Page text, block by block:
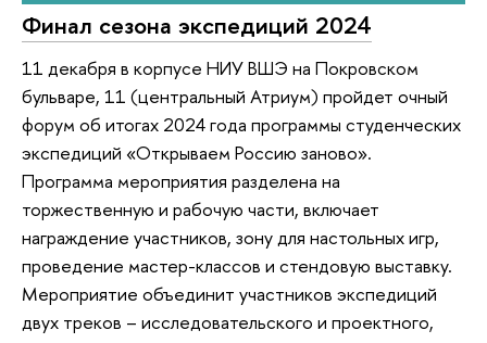
Финал сезона экспедиций 2024
11 декабря в корпусе НИУ ВШЭ на Покровском
бульваре, 11 (центральный Атриум) пройдет очный
форум об итогах 2024 года программы студенческих
экспедиций «Открываем Россию заново».
Программа мероприятия разделена на
торжественную и рабочую части, включает
награждение участников, зону для настольных игр,
проведение мастер-классов и стендовую выставку.
Мероприятие объединит участников экспедиций
двух треков – исследовательского и проектного,